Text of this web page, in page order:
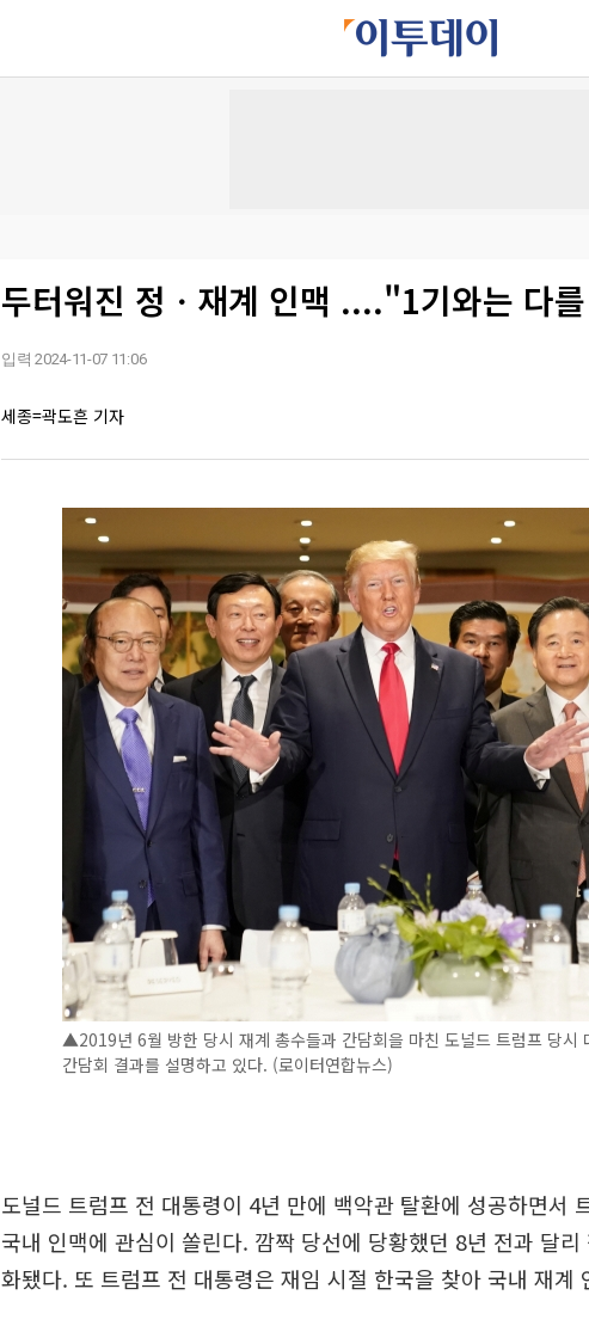
두터워진 정ㆍ재계 인맥 ...."1기와는 다
입력 2024-11-07 11:06
세종=곽도흔 기자
▲2019년 6월 방한 당시 재계 총수들과 간담회을 마친 도널드 트럼프 당시
간담회 결과를 설명하고 있다. (로이터연합뉴스)
도널드 트럼프 전 대통령이 4년 만에 백악관 탈환에 성공하면서
국내 인맥에 관심이 쏠린다. 깜짝 당선에 당황했던 8년 전과 달리
화됐다. 또 트럼프 전 대통령은 재임 시절 한국을 찾아 국내 재계